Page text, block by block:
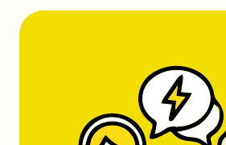
Ensuite, un bon installateur ne se
orientation et son état général. Une
saura vous dire si votre charpente
une pose en surimposition est
bâti pour préserver l’étanchéité